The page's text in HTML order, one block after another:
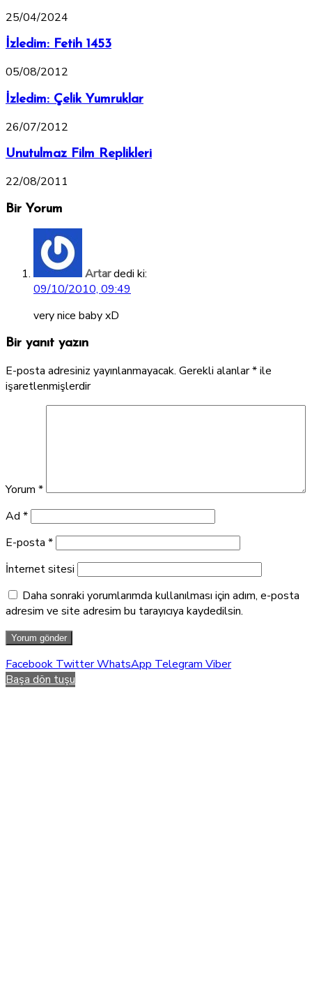
25/04/2024
İzledim: Fetih 1453
05/08/2012
İzledim: Çelik Yumruklar
26/07/2012
Unutulmaz Film Replikleri
22/08/2011
Bir Yorum
Artardedi ki:
09/10/2010, 09:49
very nice baby xD
Bir yanıt yazın
E-posta adresiniz yayınlanmayacak. Gerekli alanlar*ile
işaretlenmişlerdir
Yorum *
Ad *
E-posta *
İnternet sitesi
Daha sonraki yorumlarımda kullanılması için adım, e-posta
adresim ve site adresim bu tarayıcıya kaydedilsin.
Facebook TwitterWhatsApp Telegram Viber
Başa dön tuşu